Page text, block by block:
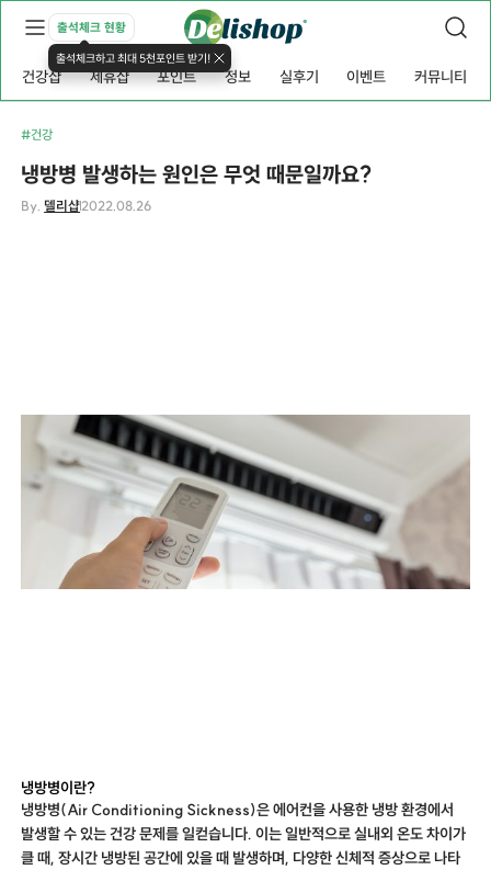
출석체크 현황
출석체크하고 최대 5천포인트 받기!
건강샵 제휴샵 포인트 정보 실후기 이벤트 커뮤니티
#건강
냉방병 발생하는 원인은 무엇 때문일까요?
By. 델리샵2022.08.26
냉방병이란?
냉방병(Air Conditioning Sickness)은 에어컨을 사용한 냉방 환경에서
발생할 수 있는 건강 문제를 일컫습니다. 이는 일반적으로 실내외 온도 차이가
클 때, 장시간 냉방된 공간에 있을 때 발생하며, 다양한 신체적 증상으로 나타